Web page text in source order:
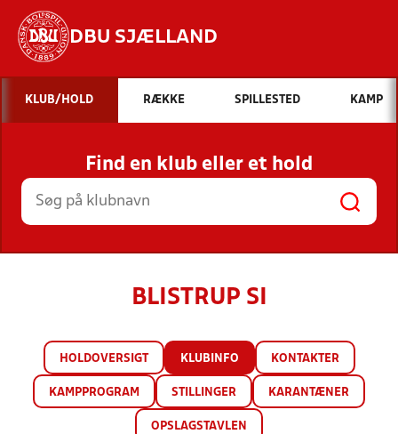
DBU SJÆLLAND
Hvad vil du søge efter?
INDHOLD OG NYHEDER
STILLINGER, RESULTATER, KLUBBER OG
HOLD
KLUB/HOLD RÆKKE SPILLESTED KAMP
Find en klub eller et hold
BLISTRUP SI
HOLDOVERSIGT KLUBINFO KONTAKTER
KAMPPROGRAM STILLINGER KARANTÆNER
OPSLAGSTAVLEN